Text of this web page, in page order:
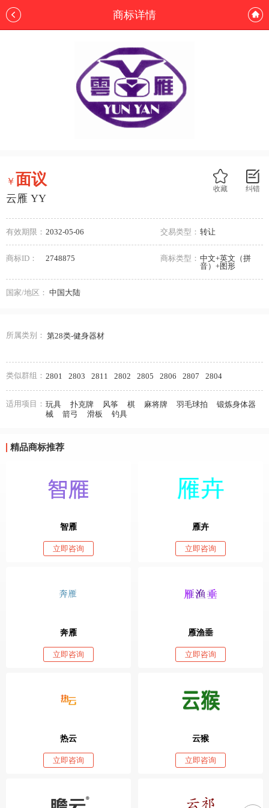
商标详情
纠错
收藏
￥面议
云雁 YY
有效期限： 2032-05-06 交易类型： 转让
商标ID： 2748875 商标类型： 中文+英文（拼
音）+图形
国家/地区： 中国大陆
所属类别： 第28类-健身器材
类似群组： 2801 2803 2811 2802 2805 2806 2807 2804
适用项目： 玩具 扑克牌 风筝 棋 麻将牌 羽毛球拍
锻炼身体器
械
箭弓 滑板 钓具
精品商标推荐
智雁
立即咨询
雁卉
立即咨询
奔雁
立即咨询
雁渔垂
立即咨询
热云
立即咨询
云猴
立即咨询